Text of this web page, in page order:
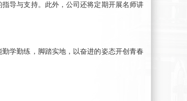
指导与支持。此外，公司还将定期开展名师讲
勤学勤练 ， 脚踏实地， 以奋进的姿态开创青春